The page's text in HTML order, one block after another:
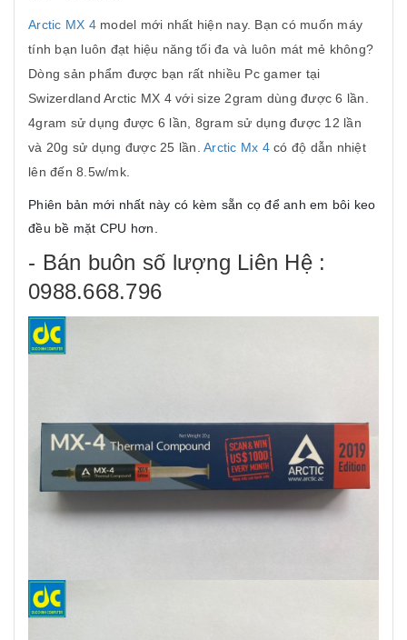
Arctic MX 4model mới nhất hiện nay. Bạn có muốn máy
tính bạn luôn đạt hiệu năng tối đa và luôn mát mẻ không?
Dòng sản phẩm được bạn rất nhiều Pc gamer tại
Swizerdland Arctic MX 4 với size 2gram dùng được 6 lần.
4gram sử dụng được 6 lần, 8gram sử dụng được 12 lần
và 20g sử dụng được 25 lần. Arctic Mx 4có độ dẫn nhiệt
lên đến 8.5w/mk.
Phiên bản mới nhất này có kèm sẵn cọ để anh em bôi keo
đều bề mặt CPU hơn.
- Bán buôn số lượng Liên Hệ :
0988.668.796